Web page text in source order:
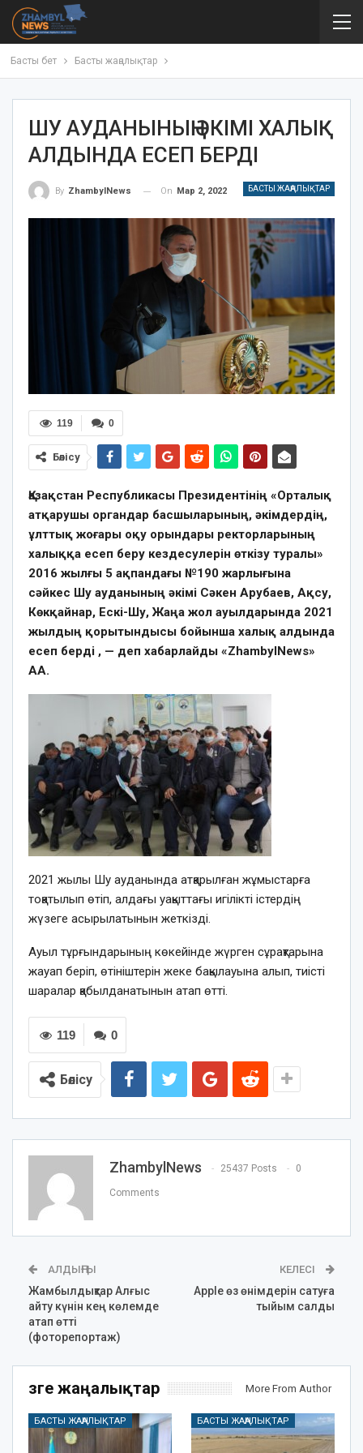
Басты бет Басты жаңалықтар
ШУ АУДАНЫНЫҢ ӘКІМІ ХАЛЫҚ
АЛДЫНДА ЕСЕП БЕРДІ
БАСТЫ ЖАҢАЛЫҚТАР
By ZhambylNews On Мар 2, 2022
0
119
Бөлісу
Қазақстан Республикасы Президентінің «Орталық
атқарушы органдар басшыларының, әкімдердің,
ұлттық жоғары оқу орындары ректорларының
халыққа есеп беру кездесулерін өткізу туралы»
2016 жылғы 5 ақпандағы №190 жарлығына
сәйкес Шу ауданының әкімі Сәкен Арубаев, Ақсу,
Көкқайнар, Ескі-Шу, Жаңа жол ауылдарында 2021
жылдың қорытындысы бойынша халық алдында
есеп берді , — деп хабарлайды «ZhambylNews»
АА.
2021 жылы Шу ауданында атқарылған жұмыстарға
тоқатылып өтіп, алдағы уақыттағы игілікті істердің
жүзеге асырылатынын жеткізді.
Ауыл тұрғындарының көкейінде жүрген сұрақтарына
жауап беріп, өтініштерін жеке бақылауына алып, тиісті
шаралар қабылданатынын атап өтті.
0
119
Бөлісу
ZhambylNews 25437 Posts 0
Comments
АЛДЫҢҒЫ
Жамбылдықтар Алғыс
айту күнін кең көлемде
атап өтті
(фоторепортаж)
КЕЛЕСІ
Apple өз өнімдерін сатуға
тыйым салды
Өзге жаңалықтар More From Author
БАСТЫ ЖАҢАЛЫҚТАР БАСТЫ ЖАҢАЛЫҚТАР